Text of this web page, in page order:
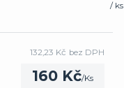
/ ks
160 Kč/Ks
132,23 Kč bez DPH